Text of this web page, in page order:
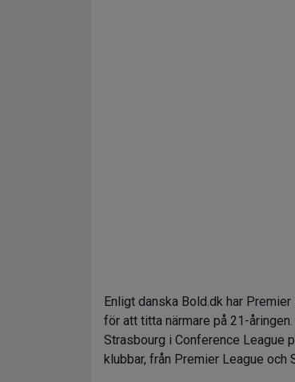
Enligt danska Bold.dk har
för att titta närmare på 21-
Strasbourg i Conference League
klubbar, från Premier League och